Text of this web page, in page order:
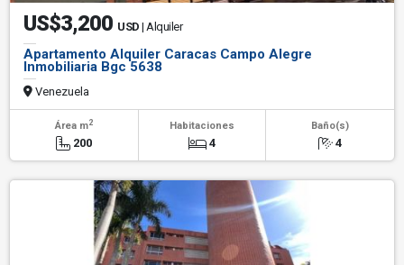
US$3,200 USD | Alquiler
Apartamento Alquiler Caracas Campo Alegre
Inmobiliaria Bgc 5638
Venezuela
Área m2
200
Habitaciones
4
Baño(s)
4